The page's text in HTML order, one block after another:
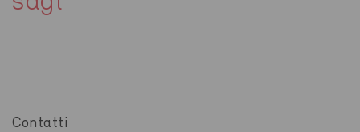
Contatti